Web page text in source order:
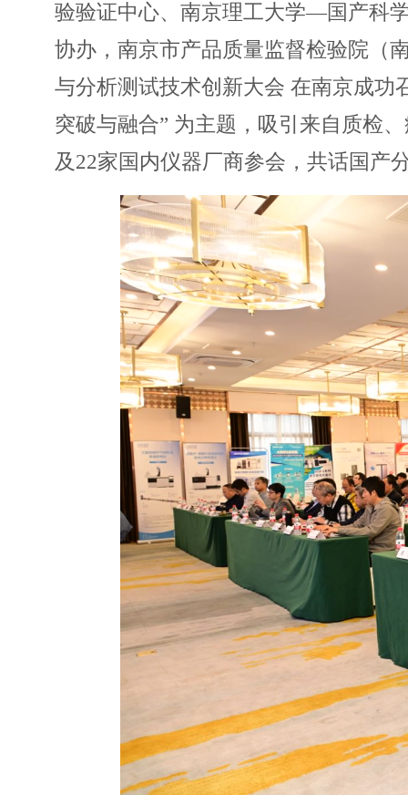
验验证中心、南京理工大学—国产科
协办，南京市产品质量监督检验院（
与分析测试技术创新大会 在南京成
突破与融合” 为主题，吸引来自质检
及22家国内仪器厂商参会，共话国产